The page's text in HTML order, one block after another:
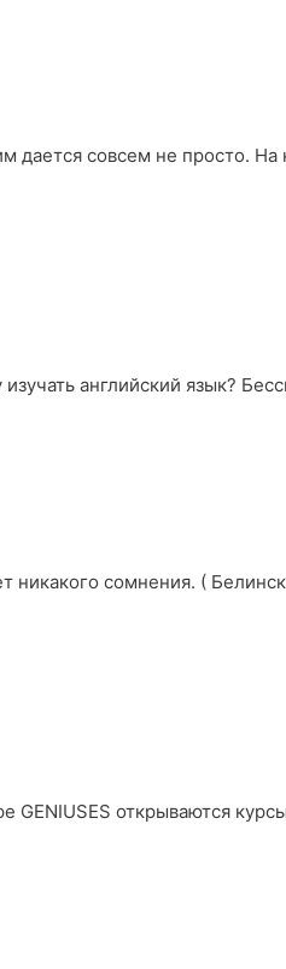
дается совсем не просто.
английский язык?
сомнения. (
открываются